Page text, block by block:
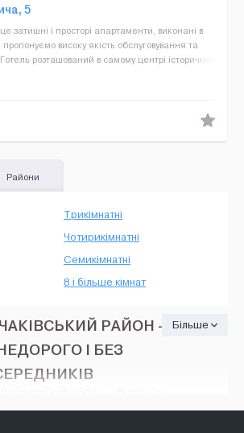
5
затишні і просторі апартаменти, виконані в
високу якість обслуговування та
розташований в самому центрі історичної
у 2 хвилинах п...
Райони
Трикімнатні
Чотирикімнатні
Семикімнатні
8 і більше кімнат
РАЙОН -
І БЕЗ
і без посередників. Тут є
Більше